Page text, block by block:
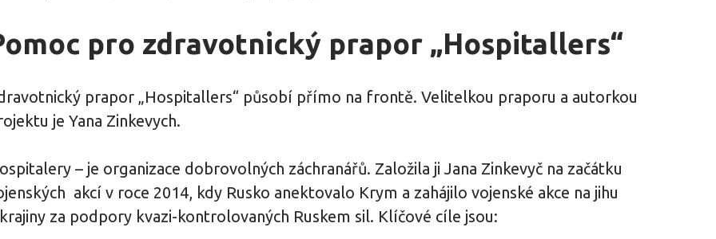
pro zdravotnický prapor „Hospitallers“
prapor „Hospitallers“ působí přímo na frontě. Velitelkou praporu a autorkou
je Yana Zinkevych.
– je organizace dobrovolných záchranářů. Založila ji Jana Zinkevyč na začátku
akcí v roce 2014, kdy Rusko anektovalo Krym a zahájilo vojenské akce na jihu
za podpory kvazi-kontrolovaných Ruskem sil. Klíčové cíle jsou: